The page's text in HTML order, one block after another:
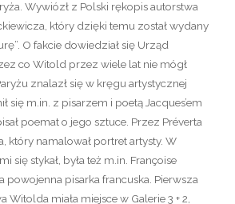
Wywiózł z Polski rękopis autorstwa
który dzięki temu został wydany
O fakcie dowiedział się Urząd
co Witold przez wiele lat nie mógł
znalazł się w kręgu artystycznej
się m.in. z pisarzem i poetą Jacques’em
poemat o jego sztuce. Przez Préverta
który namalował portret artysty. W
się stykał, była też m.in. Françoise
powojenna pisarka francuska. Pierwsza
Witolda miała miejsce w Galerie 3 + 2,